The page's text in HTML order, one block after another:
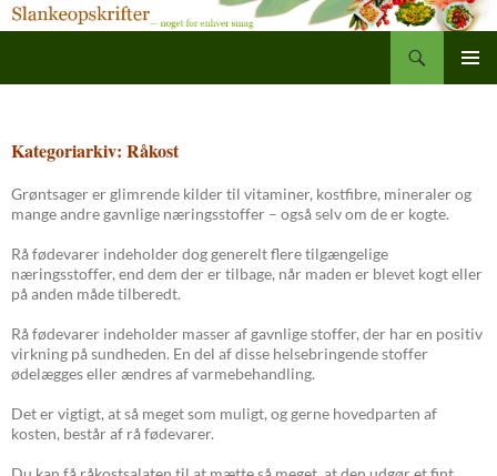
Kategoriarkiv: Råkost
Grøntsager er glimrende kilder til vitaminer, kostfibre, mineraler og
mange andre gavnlige næringsstoffer – også selv om de er kogte.
Rå fødevarer indeholder dog generelt flere tilgængelige
næringsstoffer, end dem der er tilbage, når maden er blevet kogt eller
på anden måde tilberedt.
Rå fødevarer indeholder masser af gavnlige stoffer, der har en positiv
virkning på sundheden. En del af disse helsebringende stoffer
ødelægges eller ændres af varmebehandling.
Det er vigtigt, at så meget som muligt, og gerne hovedparten af
kosten, består af rå fødevarer.